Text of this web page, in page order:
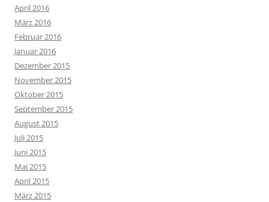
April 2016
März 2016
Februar 2016
Januar 2016
Dezember 2015
November 2015
Oktober 2015
September 2015
August 2015
Juli 2015
Juni 2015
Mai 2015
April 2015
März 2015